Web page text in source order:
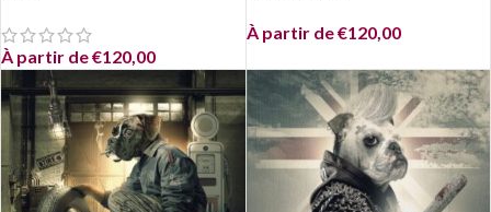
À partir de€120,00
À partir de€120,00